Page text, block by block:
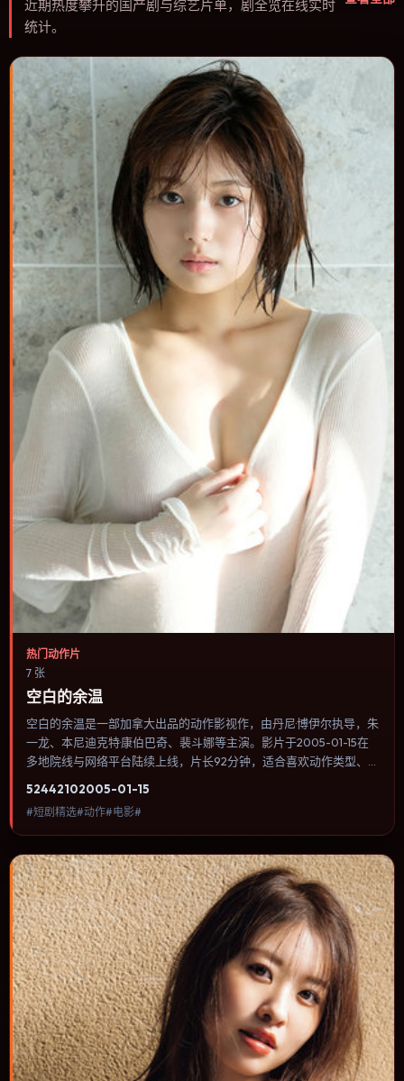
近期热度攀升的国产剧与综艺片单，剧全览在线实时
统计。
热门动作片
7 张
空白的余温
空白的余温是一部加拿大出品的动作影视作，由丹尼·博伊尔执导，朱
一龙、本尼迪克特·康伯巴奇、裴斗娜等主演。影片于2005-01-15在
多地院线与网络平台陆续上线，片长92分钟，适合喜欢动作类型、关
节奏与视听语言统一，可作为休闲观影或类型片补片的选择。
52442102005-01-15
#短剧精选#动作#电影#